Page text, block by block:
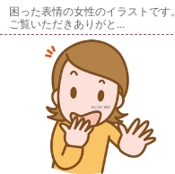
困った表情の女性のイラストです。
ご覧いただきありがと...